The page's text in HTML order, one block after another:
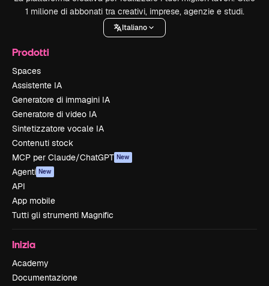
1 milione di abbonati tra creativi, imprese, agenzie e studi.
Italiano
Prodotti
Spaces
Assistente IA
Generatore di immagini IA
Generatore di video IA
Sintetizzatore vocale IA
Contenuti stock
MCP per Claude/ChatGPT New
Agenti New
API
App mobile
Tutti gli strumenti Magnific
Inizia
Academy
Documentazione